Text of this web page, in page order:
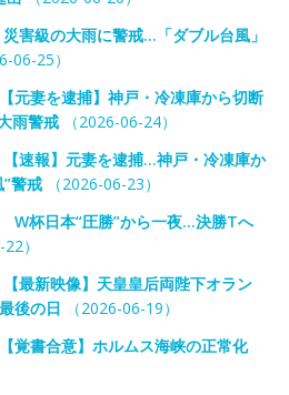
害級の大雨に警戒…「ダブル台風」
06-25）
元妻を逮捕】神戸・冷凍庫から切断
雨警戒（2026-06-24）
速報】元妻を逮捕…神戸・冷凍庫か
警戒（2026-06-23）
杯日本“圧勝”から一夜…決勝Tへ
）
最新映像】天皇皇后両陛下オラン
後の日 （2026-06-19）
覚書合意】ホルムス海峡の正常化